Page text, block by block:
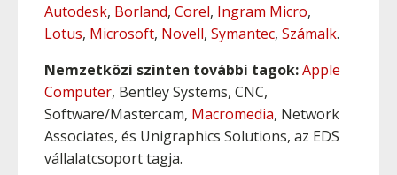
Autodesk, Borland, Corel, Ingram Micro,
Lotus, Microsoft, Novell, Symantec, Számalk.
Nemzetközi szinten további tagok:Apple
Computer, Bentley Systems, CNC,
Software/Mastercam, Macromedia, Network
Associates, és Unigraphics Solutions, az EDS
vállalatcsoport tagja.